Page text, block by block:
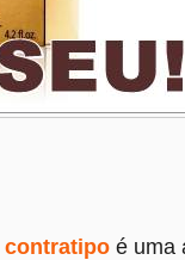
contratipo é uma